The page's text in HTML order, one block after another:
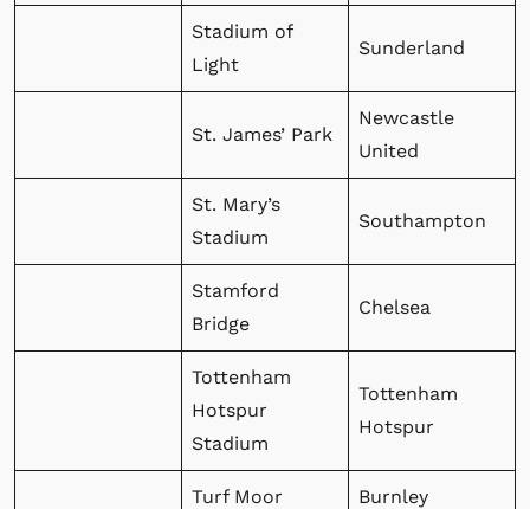
Stadium of
Light
Sunderland
St. James’ Park
Newcastle
United
St. Mary’s
Stadium
Southampton
Stamford
Bridge
Chelsea
Tottenham
Hotspur
Stadium
Tottenham
Hotspur
Turf Moor Burnley